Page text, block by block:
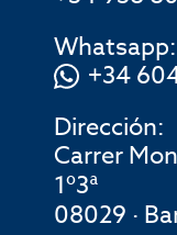
Whatsapp:
+34
Dirección:
Carrer
1º3ª
08029 ·